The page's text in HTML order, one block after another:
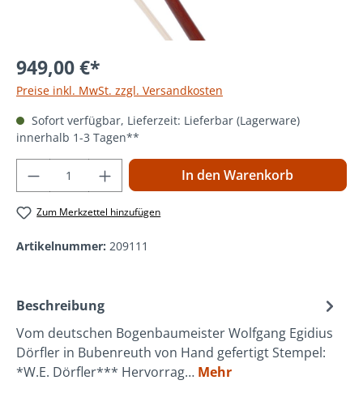
949,00 €*
Preise inkl. MwSt. zzgl. Versandkosten
Sofort verfügbar, Lieferzeit: Lieferbar (Lagerware)
innerhalb 1-3 Tagen**
Produkt Anzahl: Gib den gewünschten
In den Warenkorb
Zum Merkzettel hinzufügen
Artikelnummer: 209111
Beschreibung
Vom deutschen Bogenbaumeister Wolfgang Egidius
Dörfler in Bubenreuth von Hand gefertigt Stempel:
*W.E. Dörfler*** Hervorrag… Mehr